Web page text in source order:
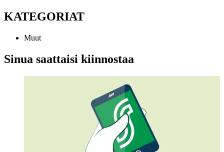
KATEGORIAT
Muut
Sinua saattaisi kiinnostaa